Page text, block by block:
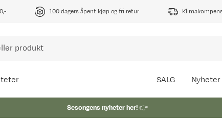
100 dagers åpent kjøp og fri retur
SALG Nyheter
Sesongens nyheter her!👉